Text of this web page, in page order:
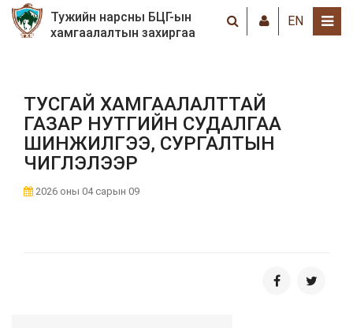
Тужийн нарсны БЦГ-ын
хамгаалалтын захиргаа
EN
ТУСГАЙ ХАМГААЛАЛТТАЙ
ГАЗАР НУТГИЙН СУДАЛГАА
ШИНЖИЛГЭЭ, СУРГАЛТЫН
ЧИГЛЭЛЭЭР
2026 оны 04 сарын 09